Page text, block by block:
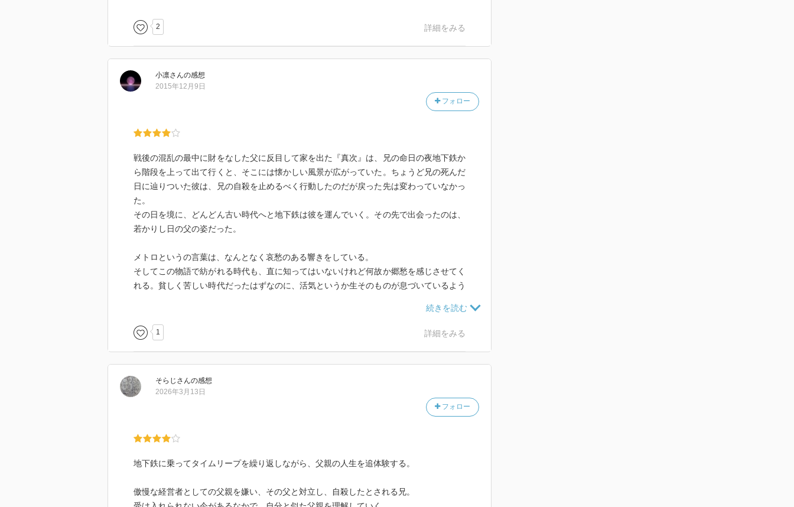
箱だけ買って妻にプレゼントするなんて、みち子にも奥さんにもひどすぎる！
プレゼントしてあげて！と言いたくなってしまう。
情に篤く曇りのない瞳をしていた少年の佐吉が、戦争をくぐりぬけ
抜け目ないアムールとなって成り上がり、押しも押されぬ成功者として君臨するために
タイムスリップした過去の風景の描写のすばらしさには感動するけれど
出てくる男性のほとんどが、女性の愛情を当然のように享受するだけで
踏みつけにしている感じがするのがやるせなく、胸が痛い作品でした。
2 詳細をみる
小凛さんの感想
フォロー
2015年12月9日
戦後の混乱の最中に財をなした父に反目して家を出た『真次』は、兄の命日の夜地下鉄か
ら階段を上って出て行くと、そこには懐かしい風景が広がっていた。ちょうど兄の死んだ
日に辿りついた彼は、兄の自殺を止めるべく行動したのだが戻った先は変わっていなかっ
た。
その日を境に、どんどん古い時代へと地下鉄は彼を運んでいく。その先で出会ったのは、
若かりし日の父の姿だった。
メトロというの言葉は、なんとなく哀愁のある響きをしている。
そしてこの物語で紡がれる時代も、直に知ってはいないけれど何故か郷愁を感じさせてく
れる。貧しく苦しい時代だったはずなのに、活気というか生そのものが息づいているよう
1 詳細をみる
そらじ さんの感想
フォロー
2026年3月13日
地下鉄に乗ってタイムリープを繰り返しながら、父親の人生を追体験する。
傲慢な経営者としての父親を嫌い、その父と対立し、自殺したとされる兄。